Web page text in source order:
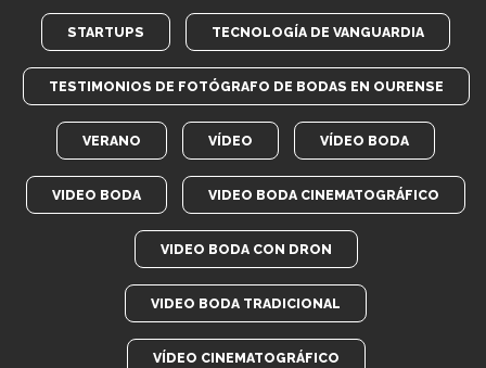
STARTUPS TECNOLOGÍA DE VANGUARDIA
TESTIMONIOS DE FOTÓGRAFO DE BODAS EN OURENSE
VERANO VÍDEO VÍDEO BODA
VIDEO BODA VIDEO BODA CINEMATOGRÁFICO
VIDEO BODA CON DRON
VIDEO BODA TRADICIONAL
VÍDEO CINEMATOGRÁFICO